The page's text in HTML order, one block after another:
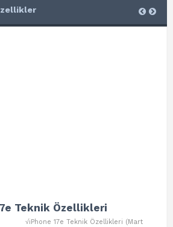
Teknik Özellikleri
√iPhone 17e Teknik Özellikleri (Mart